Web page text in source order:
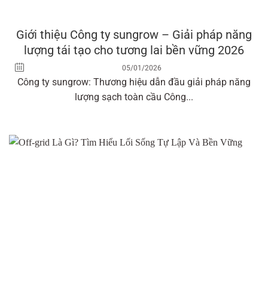
Giới thiệu Công ty sungrow – Giải pháp năng
lượng tái tạo cho tương lai bền vững 2026
05/01/2026
Công ty sungrow: Thương hiệu dẫn đầu giải pháp năng
lượng sạch toàn cầu Công...